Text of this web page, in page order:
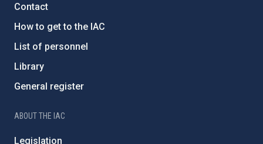
Contact
How to get to the IAC
List of personnel
Library
General register
ABOUT THE IAC
Legislation